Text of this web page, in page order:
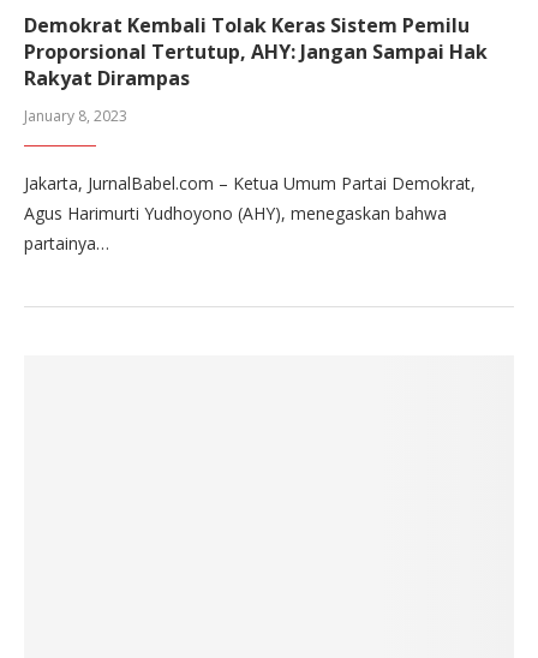
Demokrat Kembali Tolak Keras Sistem Pemilu
Proporsional Tertutup, AHY: Jangan Sampai Hak
Rakyat Dirampas
January 8, 2023
Jakarta, JurnalBabel.com – Ketua Umum Partai Demokrat,
Agus Harimurti Yudhoyono (AHY), menegaskan bahwa
partainya…